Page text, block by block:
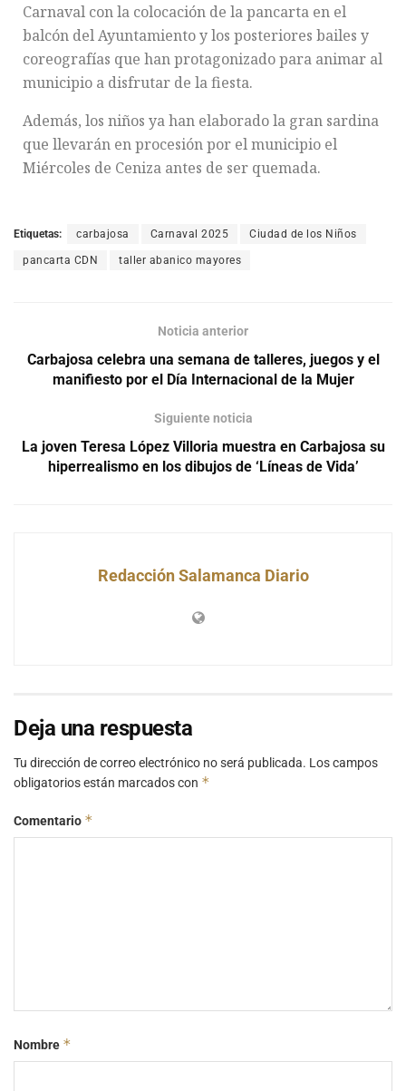
Carnaval con la colocación de la pancarta en el
balcón del Ayuntamiento y los posteriores bailes y
coreografías que han protagonizado para animar al
municipio a disfrutar de la fiesta.
Además, los niños ya han elaborado la gran sardina
que llevarán en procesión por el municipio el
Miércoles de Ceniza antes de ser quemada.
Etiquetas: carbajosa Carnaval 2025 Ciudad de los Niños
pancarta CDN taller abanico mayores
Noticia anterior
Carbajosa celebra una semana de talleres, juegos y el
manifiesto por el Día Internacional de la Mujer
Siguiente noticia
La joven Teresa López Villoria muestra en Carbajosa su
hiperrealismo en los dibujos de ‘Líneas de Vida’
Redacción Salamanca Diario
Deja una respuesta
Tu dirección de correo electrónico no será publicada. Los campos
obligatorios están marcados con *
Comentario *
Nombre *